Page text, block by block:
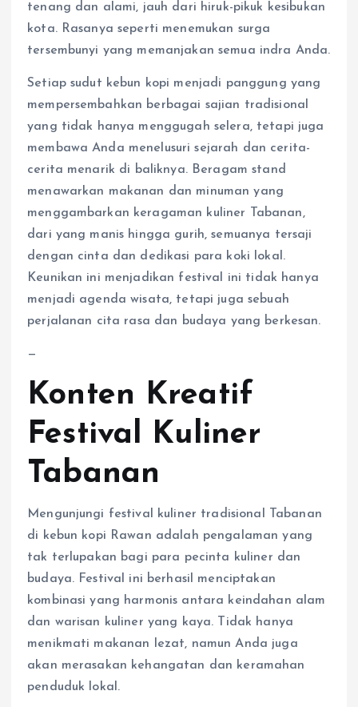
tenang dan alami, jauh dari hiruk-pikuk kesibukan
kota. Rasanya seperti menemukan surga
tersembunyi yang memanjakan semua indra Anda.
Setiap sudut kebun kopi menjadi panggung yang
mempersembahkan berbagai sajian tradisional
yang tidak hanya menggugah selera, tetapi juga
membawa Anda menelusuri sejarah dan cerita-
cerita menarik di baliknya. Beragam stand
menawarkan makanan dan minuman yang
menggambarkan keragaman kuliner Tabanan,
dari yang manis hingga gurih, semuanya tersaji
dengan cinta dan dedikasi para koki lokal.
Keunikan ini menjadikan festival ini tidak hanya
menjadi agenda wisata, tetapi juga sebuah
perjalanan cita rasa dan budaya yang berkesan.
—
Konten Kreatif
Festival Kuliner
Tabanan
Mengunjungi festival kuliner tradisional Tabanan
di kebun kopi Rawan adalah pengalaman yang
tak terlupakan bagi para pecinta kuliner dan
budaya. Festival ini berhasil menciptakan
kombinasi yang harmonis antara keindahan alam
dan warisan kuliner yang kaya. Tidak hanya
menikmati makanan lezat, namun Anda juga
akan merasakan kehangatan dan keramahan
penduduk lokal.